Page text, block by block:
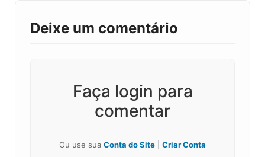
Deixe um comentário
Faça login para
comentar
Ou use sua Conta do Site Criar Conta